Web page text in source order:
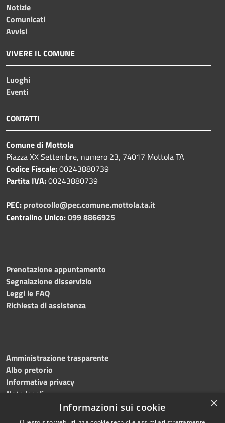
Notizie
Comunicati
Avvisi
VIVERE IL COMUNE
Luoghi
Eventi
CONTATTI
Comune di Mottola
Piazza XX Settembre, numero 23, 74017 Mottola TA
Codice Fiscale:00243880739
Partita IVA:00243880739
PEC: protocollo@pec.comune.mottola.ta.it
Centralino Unico:099 8866925
Prenotazione appuntamento
Segnalazione disservizio
Leggi le FAQ
Richiesta di assistenza
Amministrazione trasparente
Albo pretorio
Informativa privacy
Note legali
Dichiarazione di accessibilità
×
Informazioni sui cookie